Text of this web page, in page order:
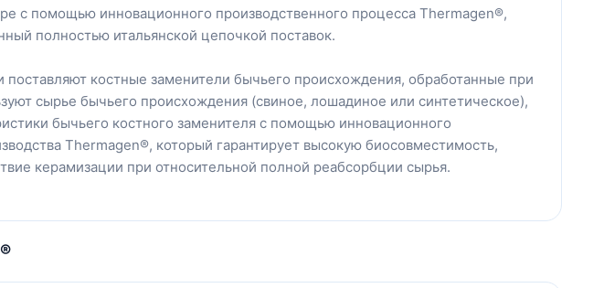
с помощью инновационного производственного процесса Thermagen®,
полностью итальянской цепочкой поставок.
поставляют костные заменители бычьего происхождения, обработанные при
сырье бычьего происхождения (свиное, лошадиное или синтетическое),
бычьего костного заменителя с помощью инновационного
Thermagen®, который гарантирует высокую биосовместимость,
керамизации при относительной полной реабсорбции сырья.